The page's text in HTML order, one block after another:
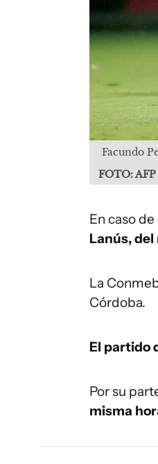
Facundo
FOTO: AFP
En caso
Lanús,
La
Córdoba.
El partido
Por su
misma